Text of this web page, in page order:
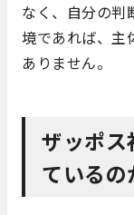
なく、自分の判
境であれば、主
ありません。
ザッポス
ているの